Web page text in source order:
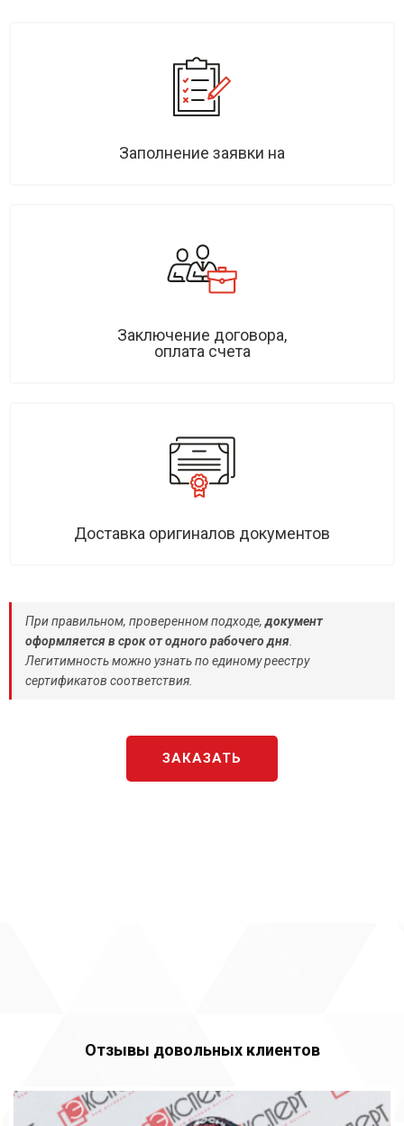
Заполнение заявки на
Заключение договора,
оплата счета
Доставка оригиналов документов
При правильном, проверенном подходе,документ
оформляется в срок от одного рабочего дня
Легитимность можно узнать по единому реестру
сертификатов соответствия.
ЗАКАЗАТЬ
Отзывы довольных клиентов